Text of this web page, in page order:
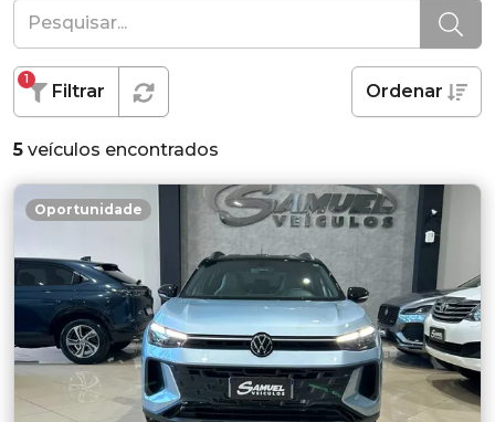
Filtrar
1
Ordenar
5 veículos encontrados
Oportunidade